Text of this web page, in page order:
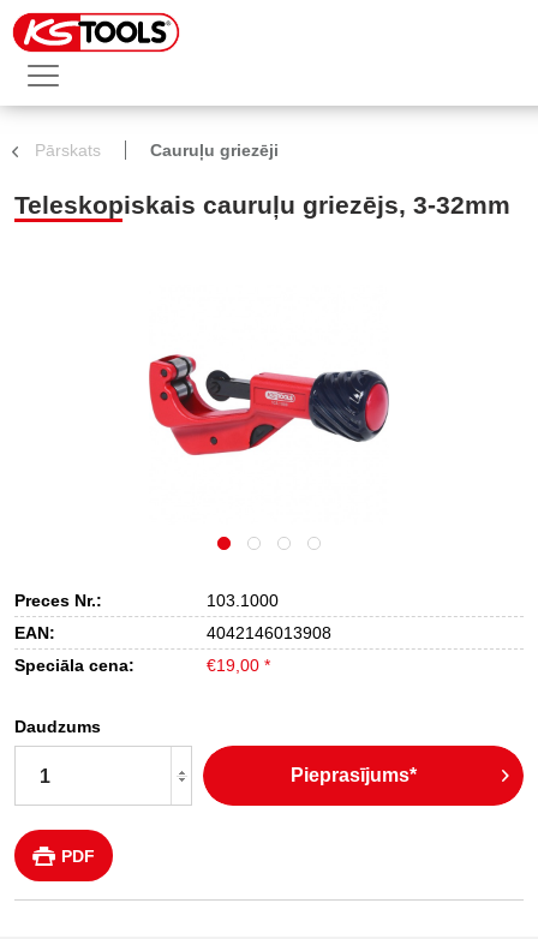
Pārskats Cauruļu griezēji
Teleskopiskais cauruļu griezējs, 3-32mm
Preces Nr.:
103.1000
EAN:
4042146013908
Speciāla cena:
€19,00 *
Daudzums
Pieprasījums*
PDF